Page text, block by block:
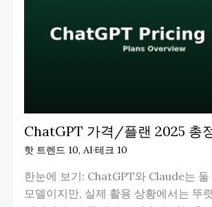
ChatGPT 가격/플랜 2025 총
핫 트렌드 10, AI·테크 10
한눈에 보기: ChatGPT와 Claude는
모델이지만, 실제 활용 상황에서는 뚜